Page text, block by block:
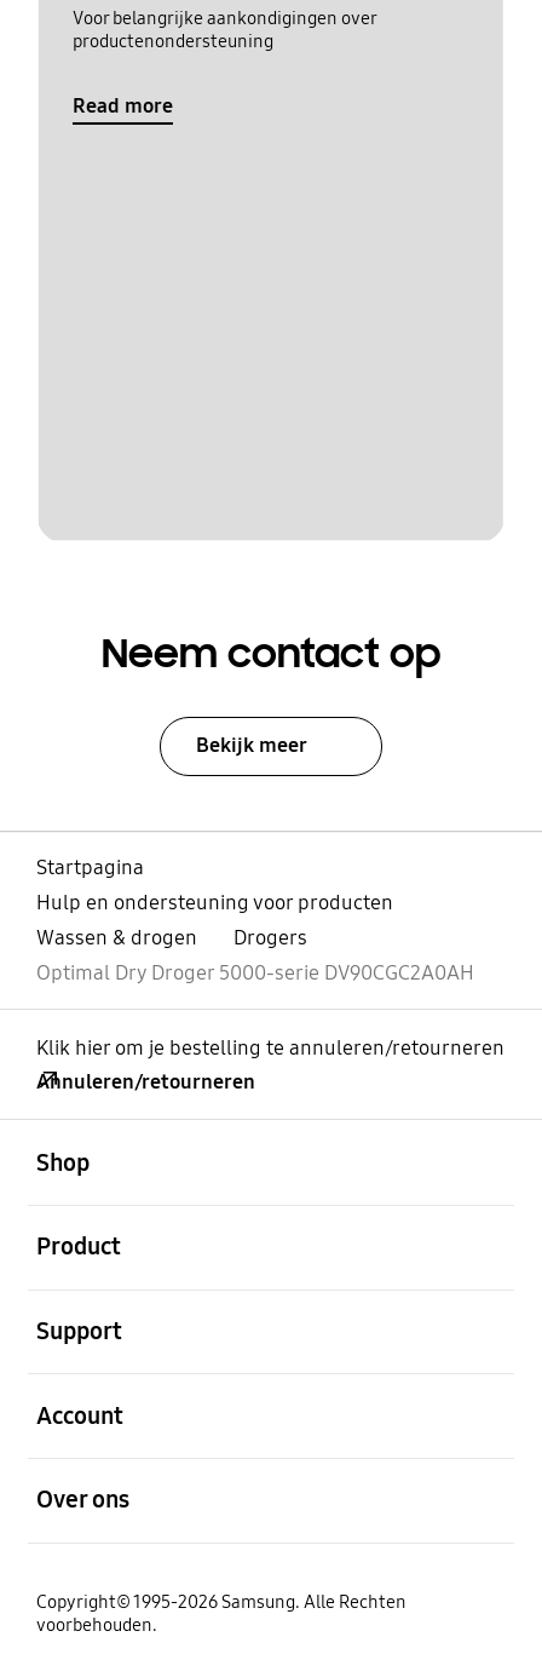
Voor belangrijke aankondigingen over
productenondersteuning
Read more
Neem contact op
Bekijk meer
Startpagina
Hulp en ondersteuning voor producten
Wassen & drogen
Drogers
Optimal Dry Droger 5000-serie DV90CGC2A0AH
Klik hier om je bestelling te annuleren/retourneren
Annuleren/retourneren
Shop
Product
Support
Account
Over ons
Copyright© 1995-2026 Samsung. Alle Rechten
voorbehouden.